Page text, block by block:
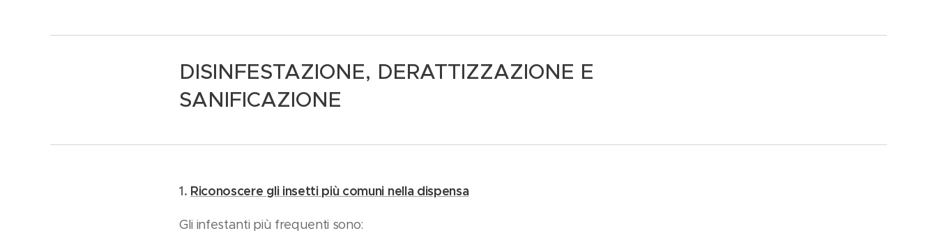
DISINFESTAZIONE, DERATTIZZAZIONE E
SANIFICAZIONE
1. Riconoscere gli insetti più comuni nella dispensa
Gli infestanti più frequenti sono: